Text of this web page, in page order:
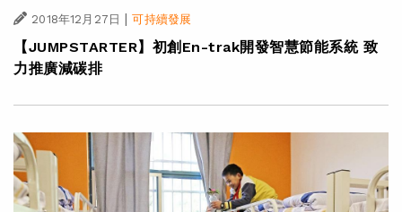
2018年12月27日 | 可持續發展
【JUMPSTARTER】初創En-trak開發智慧節能系統 致
力推廣減碳排